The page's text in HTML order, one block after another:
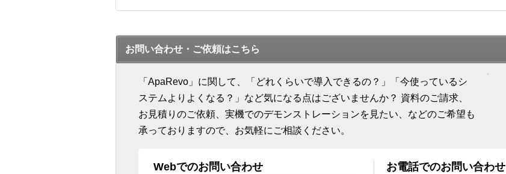
お問い合わせ・ご依頼はこちら
「ApaRevo」に関して、「どれくらいで導入できるの？」「今使っているシ
ステムよりよくなる？」など気になる点はございませんか？ 資料のご請求、
お見積りのご依頼、実機でのデモンストレーションを見たい、などのご希望も
承っておりますので、お気軽にご相談ください。
Webでのお問い合わせ お電話でのお問い合わせ